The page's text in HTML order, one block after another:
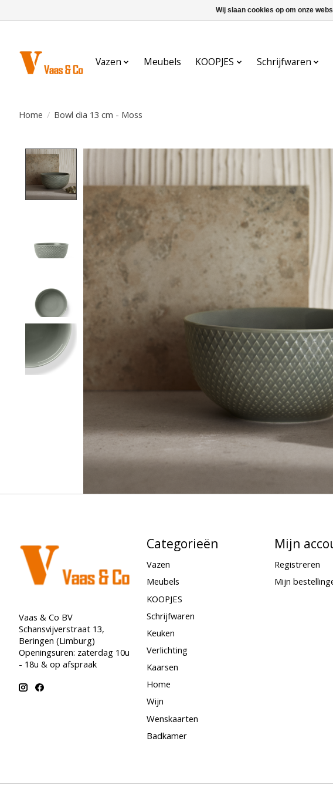
Vazen Meubels KOOPJES Schrijfwaren
Home / Bowl dia 13 cm - Moss
Product image slideshow Items
Vaas & Co BV
Schansvijverstraat 13,
Beringen (Limburg)
Openingsuren: zaterdag 10u
- 18u & op afspraak
Categorieën
Vazen
Meubels
KOOPJES
Schrijfwaren
Keuken
Verlichting
Kaarsen
Home
Wijn
Wenskaarten
Badkamer
Mijn
Registreren
Mijn
Wij slaan cookies op om onze